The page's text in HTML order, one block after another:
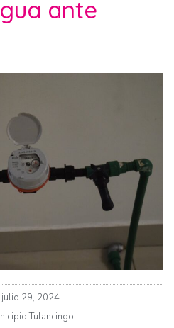
ante
julio 29, 2024
Tulancingo